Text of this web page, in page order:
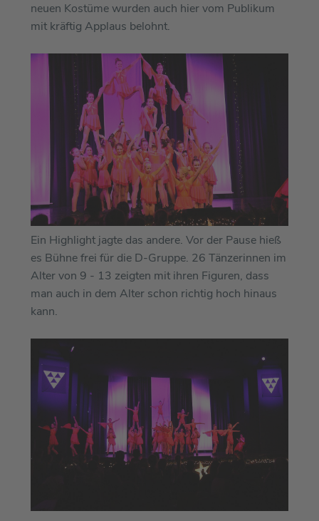
neuen Kostüme wurden auch hier vom Publikum
mit kräftig Applaus belohnt.
Ein Highlight jagte das andere. Vor der Pause hieß
es Bühne frei für die D-Gruppe. 26 Tänzerinnen im
Alter von 9 - 13 zeigten mit ihren Figuren, dass
man auch in dem Alter schon richtig hoch hinaus
kann.